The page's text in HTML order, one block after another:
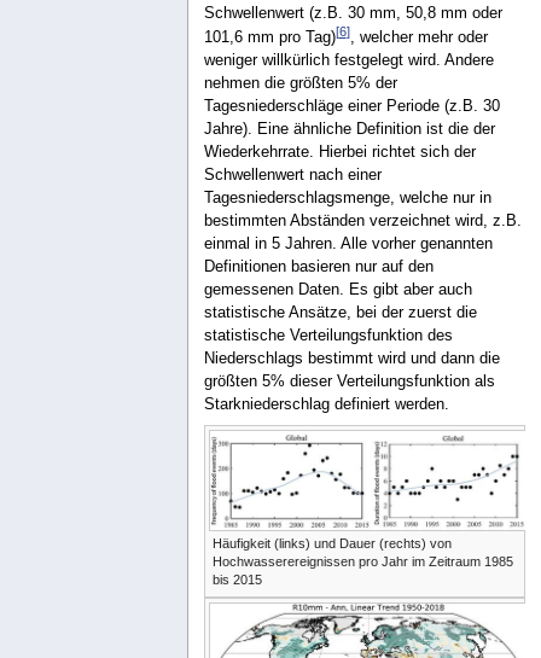
Schwellenwert (z.B. 30 mm, 50,8 mm oder
101,6 mm pro Tag)[6], welcher mehr oder
weniger willkürlich festgelegt wird. Andere
nehmen die größten 5% der
Tagesniederschläge einer Periode (z.B. 30
Jahre). Eine ähnliche Definition ist die der
Wiederkehrrate. Hierbei richtet sich der
Schwellenwert nach einer
Tagesniederschlagsmenge, welche nur in
bestimmten Abständen verzeichnet wird, z.B.
einmal in 5 Jahren. Alle vorher genannten
Definitionen basieren nur auf den
gemessenen Daten. Es gibt aber auch
statistische Ansätze, bei der zuerst die
statistische Verteilungsfunktion des
Niederschlags bestimmt wird und dann die
größten 5% dieser Verteilungsfunktion als
Starkniederschlag definiert werden.
Häufigkeit (links) und Dauer (rechts) von
Hochwasserereignissen pro Jahr im Zeitraum 1985
bis 2015